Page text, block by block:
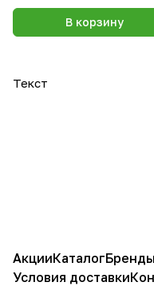
В корзину
Текст
АкцииКаталогБренды
Условия доставки